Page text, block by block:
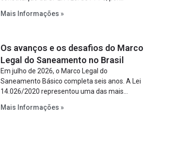
constitua uma SPE para implantar e gerir o
Lei de Concessões, a figura é facultativa e
sujeita a uma escolha racional de projeto a
projeto.
Mais Informações »
Os avanços e os desafios do Marco
Legal do Saneamento no Brasil
Em julho de 2026, o Marco Legal do
Saneamento Básico completa seis anos. A Lei
14.026/2020 representou uma das mais
estabelecer metas claras para a
Mais Informações »